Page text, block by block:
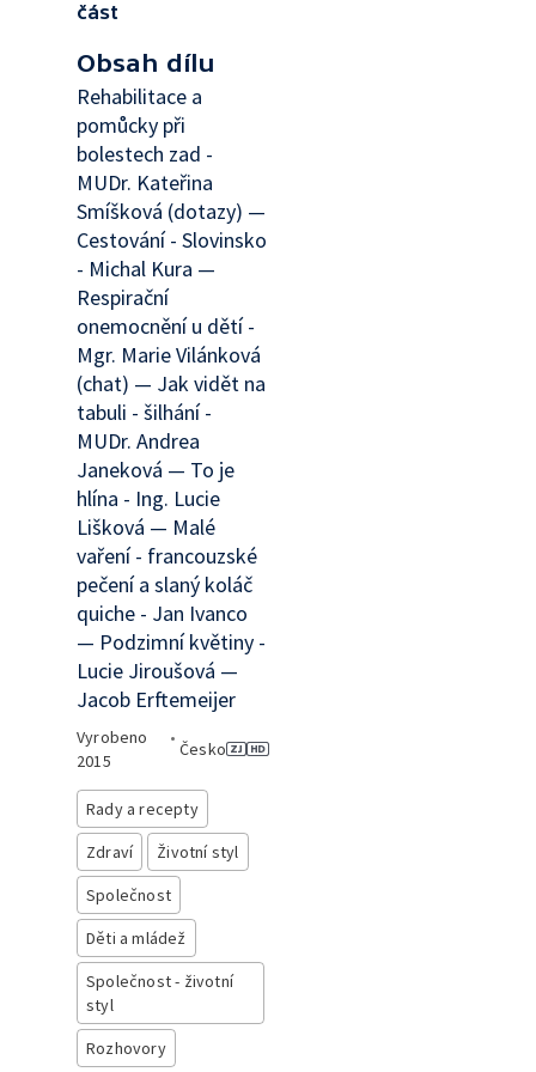
část
Obsah dílu
Rehabilitace a
pomůcky při
bolestech zad -
MUDr. Kateřina
Smíšková (dotazy) —
Cestování - Slovinsko
- Michal Kura —
Respirační
onemocnění u dětí -
Mgr. Marie Vilánková
(chat) — Jak vidět na
tabuli - šilhání -
MUDr. Andrea
Janeková — To je
hlína - Ing. Lucie
Lišková — Malé
vaření - francouzské
pečení a slaný koláč
quiche - Jan Ivanco
— Podzimní květiny -
Lucie Jiroušová —
Jacob Erftemeijer
Vyrobeno
2015
•
Česko
Rady a recepty
Zdraví
Životní styl
Společnost
Děti a mládež
Společnost - životní
styl
Rozhovory